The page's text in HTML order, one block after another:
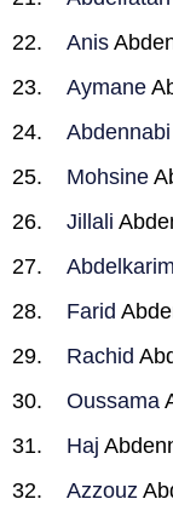
Anis
Aymane
Abdennabi
Mohsine
Jillali
Abdelkarim
Farid
Rachid
Oussama
Haj
Azzouz